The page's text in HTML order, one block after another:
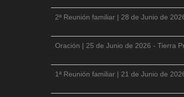
2ª Reunión familiar | 28 de Junio de
Oración | 25 de Junio de 2026 - Tierra
1ª Reunión familiar | 21 de Junio de